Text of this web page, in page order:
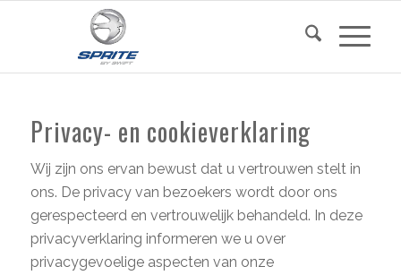
Privacy- en cookieverklaring
Wij zijn ons ervan bewust dat u vertrouwen stelt in
ons. De privacy van bezoekers wordt door ons
gerespecteerd en vertrouwelijk behandeld. In deze
privacyverklaring informeren we u over
privacygevoelige aspecten van onze